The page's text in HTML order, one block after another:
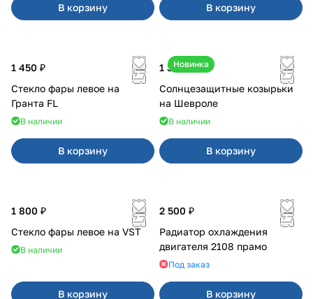
В корзину В корзину
1 450 ₽
Стекло фары левое на
Гранта FL
В наличии
В корзину
Новинка
1 350 ₽
Солнцезащитные козырьки
на Шевроле
В наличии
В корзину
1 800 ₽
Стекло фары левое на VST
В наличии
В корзину
2 500 ₽
Радиатор охлаждения
двигателя 2108 прамо
Под заказ
В корзину